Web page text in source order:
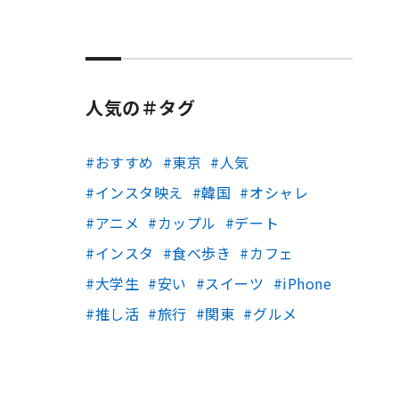
人気の＃タグ
おすすめ 東京
人気
インスタ映え
韓国
オシャレ
アニメ
カップル
デート
インスタ
食べ歩き
カフェ
大学生
安い スイーツ
iPhone
推し活
旅行 関東 グルメ